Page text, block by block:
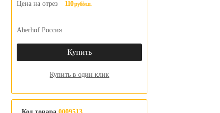
Цена на отрез 110руб/м.п.
Aberhof Россия
Купить
Купить в один клик